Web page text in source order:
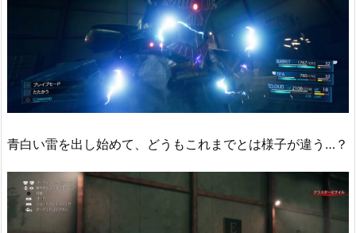
青白い雷を出し始めて、どうもこれまでとは様子が違う…？